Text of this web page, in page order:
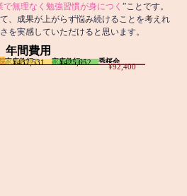
で無理なく勉強習慣が身につく ”ことです。
、成果が上がらず悩み続けることを考えれ
を実感していただけると思います。
年間費用
家庭教師T
¥437,531 家庭教師M
¥425,652 秀桜会
¥92,400